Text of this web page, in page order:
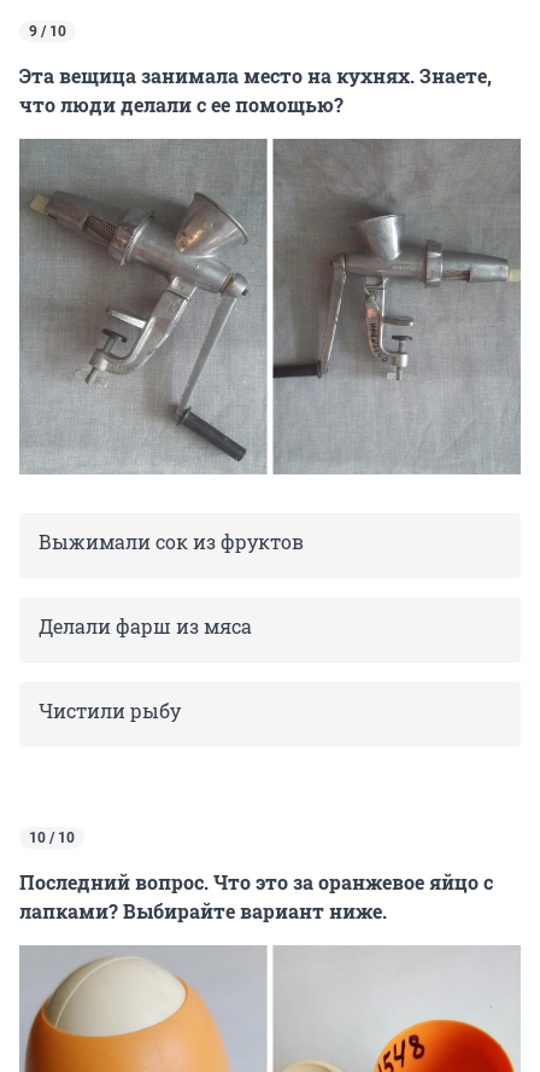
9 / 10
Эта вещица занимала место на кухнях. Знаете,
что люди делали с ее помощью?
Выжимали сок из фруктов
Делали фарш из мяса
Чистили рыбу
10 / 10
Последний вопрос. Что это за оранжевое яйцо с
лапками? Выбирайте вариант ниже.